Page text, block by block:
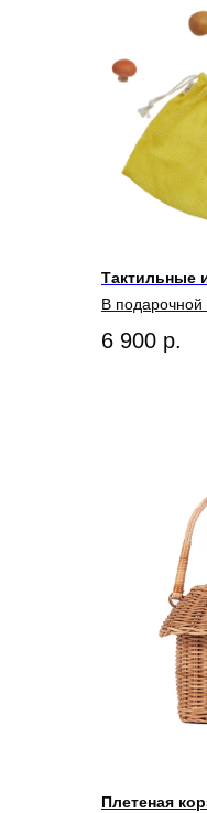
Тактильные
В подарочной
6 900 р.
Плетеная